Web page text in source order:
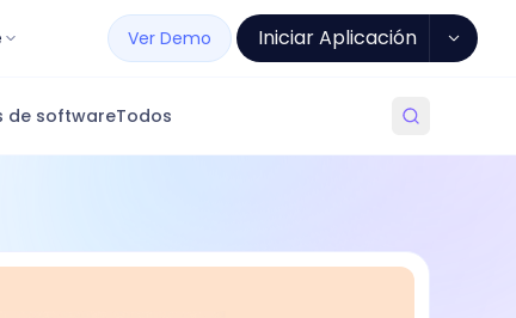
Ver Demo Iniciar Aplicación
de softwareTodos